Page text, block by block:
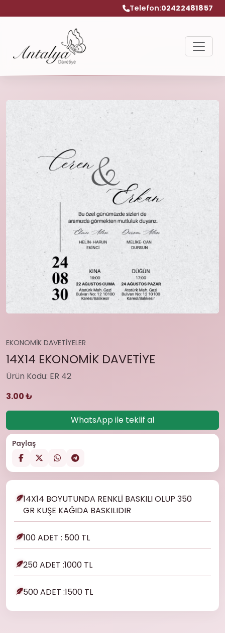
Telefon:02422481857
EKONOMİK DAVETİYELER
14X14 EKONOMİK DAVETİYE
Ürün Kodu: ER 42
3.00 ₺
WhatsApp ile teklif al
Paylaş
14X14 BOYUTUNDA RENKLİ BASKILI OLUP 350
GR KUŞE KAĞIDA BASKILIDIR
100 ADET : 500 TL
250 ADET :1000 TL
500 ADET :1500 TL